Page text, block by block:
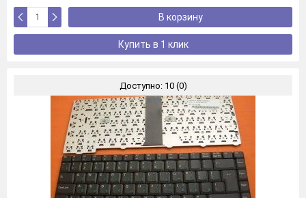
В корзину
Купить в 1 клик
Доступно: 10 (0)